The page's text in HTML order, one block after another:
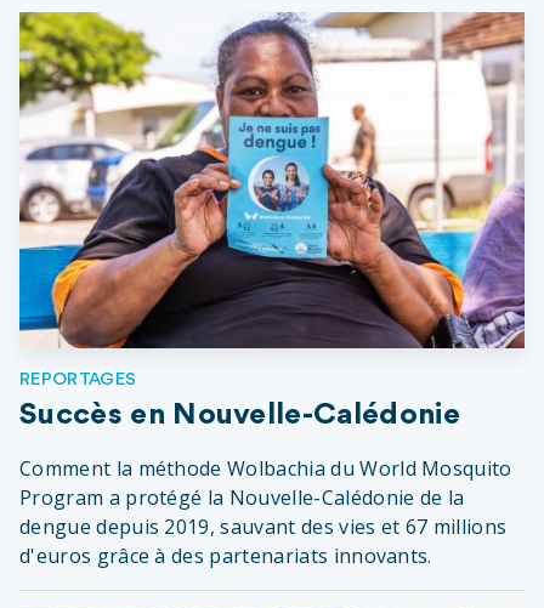
REPORTAGES
Succès en Nouvelle-Calédonie
Comment la méthode Wolbachia du World Mosquito
Program a protégé la Nouvelle-Calédonie de la
dengue depuis 2019, sauvant des vies et 67 millions
d'euros grâce à des partenariats innovants.